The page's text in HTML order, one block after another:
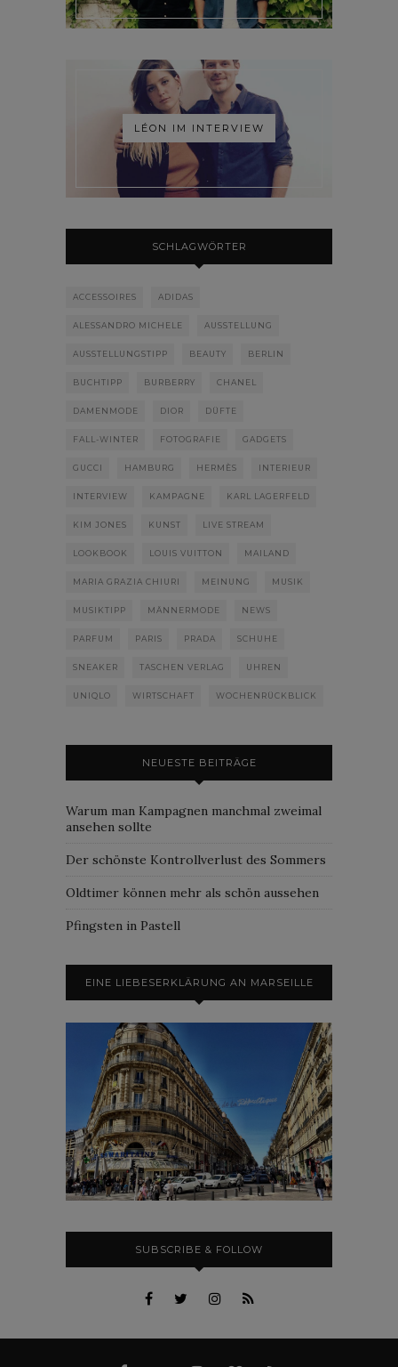
LÉON IM INTERVIEW
SCHLAGWÖRTER
ACCESSOIRES ADIDAS
ALESSANDRO MICHELE AUSSTELLUNG
AUSSTELLUNGSTIPP BEAUTY BERLIN
BUCHTIPP BURBERRY CHANEL
DAMENMODE DIOR DÜFTE
FALL-WINTER FOTOGRAFIE GADGETS
GUCCI HAMBURG HERMÈS INTERIEUR
INTERVIEW KAMPAGNE KARL LAGERFELD
KIM JONES KUNST LIVE STREAM
LOOKBOOK LOUIS VUITTON MAILAND
MARIA GRAZIA CHIURI MEINUNG MUSIK
MUSIKTIPP MÄNNERMODE NEWS
PARFUM PARIS PRADA SCHUHE
SNEAKER TASCHEN VERLAG UHREN
UNIQLO WIRTSCHAFT WOCHENRÜCKBLICK
NEUESTE BEITRÄGE
Warum man Kampagnen manchmal zweimal
ansehen sollte
Der schönste Kontrollverlust des Sommers
Oldtimer können mehr als schön aussehen
Pfingsten in Pastell
EINE LIEBESERKLÄRUNG AN MARSEILLE
SUBSCRIBE & FOLLOW